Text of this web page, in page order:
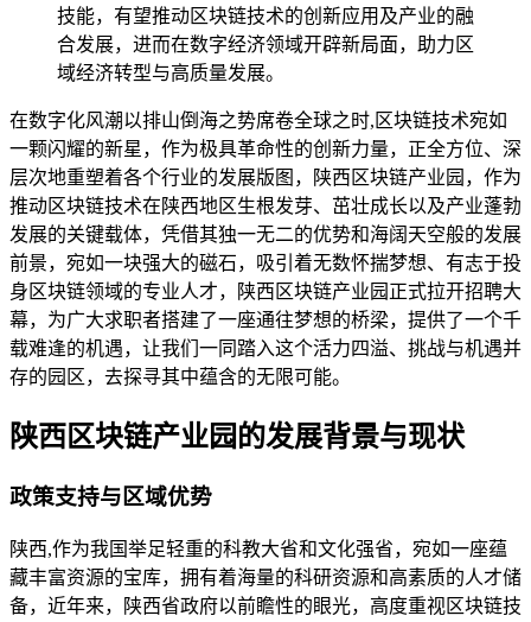
技能，有望推动区块链技术的创新应用及产业的融
合发展，进而在数字经济领域开辟新局面，助力区
域经济转型与高质量发展。
在数字化风潮以排山倒海之势席卷全球之时,区块链技术宛如
一颗闪耀的新星，作为极具革命性的创新力量，正全方位、深
层次地重塑着各个行业的发展版图，陕西区块链产业园，作为
推动区块链技术在陕西地区生根发芽、茁壮成长以及产业蓬勃
发展的关键载体，凭借其独一无二的优势和海阔天空般的发展
前景，宛如一块强大的磁石，吸引着无数怀揣梦想、有志于投
身区块链领域的专业人才，陕西区块链产业园正式拉开招聘大
幕，为广大求职者搭建了一座通往梦想的桥梁，提供了一个千
载难逢的机遇，让我们一同踏入这个活力四溢、挑战与机遇并
存的园区，去探寻其中蕴含的无限可能。
陕西区块链产业园的发展背景与现状
政策支持与区域优势
陕西,作为我国举足轻重的科教大省和文化强省，宛如一座蕴
藏丰富资源的宝库，拥有着海量的科研资源和高素质的人才储
备，近年来，陕西省政府以前瞻性的眼光，高度重视区块链技